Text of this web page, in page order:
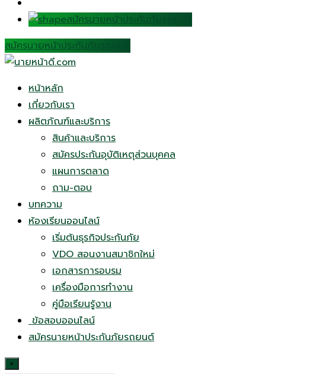
สมัครนายหน้าประกันภัยรถยนต์
สมัครนายหน้าประกันภัยรถยนต์
หน้าหลัก
เกี่ยวกับเรา
ผลิตภัณฑ์และบริการ
สินค้าและบริการ
สมัครประกันอุบัติเหตุส่วนบุคคล
แผนการตลาด
ถาม-ตอบ
บทความ
ห้องเรียนออนไลน์
เริ่มต้นธุรกิจประกันภัย
VDO สอนงานสมาชิกใหม่
เอกสารการอบรม
เครื่องมือการทำงาน
คู่มือเรียนรู้งาน
ข้อสอบออนไลน์
สมัครนายหน้าประกันภัยรถยนต์
×